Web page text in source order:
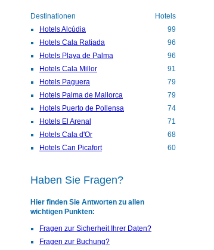
Destinationen
Hotels
Hotels Alcúdia
99
Hotels Cala Ratjada
96
Hotels Playa de Palma
96
Hotels Cala Millor
91
Hotels Paguera
79
Hotels Palma de Mallorca
79
Hotels Puerto de Pollensa
74
Hotels El Arenal
71
Hotels Cala d'Or
68
Hotels Can Picafort
60
Haben Sie Fragen?
Hier finden Sie Antworten zu allen
wichtigen Punkten:
Fragen zur Sicherheit Ihrer Daten?
Fragen zur Buchung?